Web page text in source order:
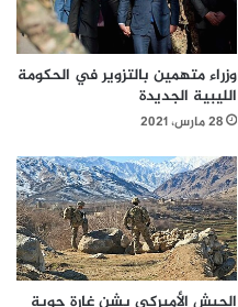
وزراء متهمين بالتزوير في الحكومة
الليبية الجديدة
28 مارس، 2021
الجيش الأميركي يشن غارة جوية